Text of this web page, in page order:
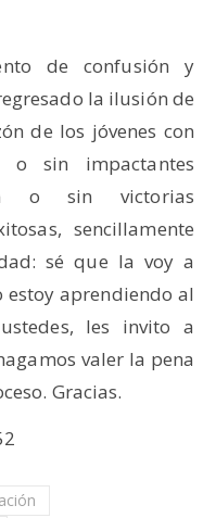
de confusión y
la ilusión de
de los jóvenes con
o sin impactantes
o sin victorias
sencillamente
sé que la voy a
estoy aprendiendo al
les invito a
valer la pena
Gracias.